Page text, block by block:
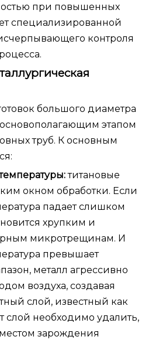
при повышенных
специализированной
контроля
большого диаметра
этапом
труб. К основным
титановые
окном обработки. Если
падает слишком
хрупким и
микротрещинам. И
превышает
металл агрессивно
воздуха, создавая
слой, известный как
слой необходимо удалить,
зарождения